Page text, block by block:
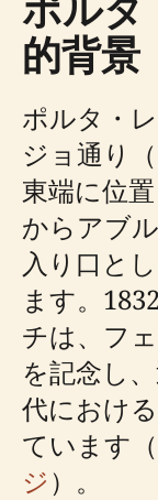
的背景
ポルタ・
ジョ通り
東端に位
からアブ
入り口と
ます。
チは、フ
を記念し
代におけ
ています（
ジ）。